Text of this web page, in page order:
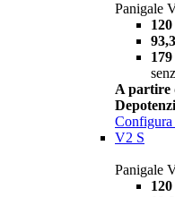
Panigale
A partire
Configura
V2 S
Panigale